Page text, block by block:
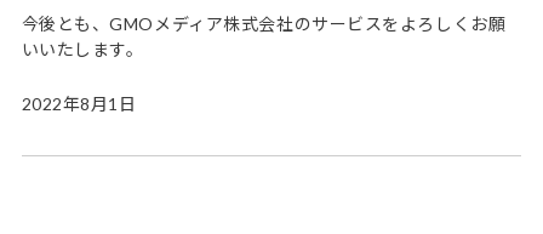
今後とも、GMOメディア株式会社のサービスをよろしくお願
いいたします。
2022年8月1日